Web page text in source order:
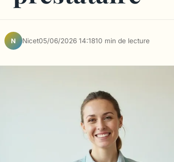
N Nicet05/06/2026 14:1810 min de lecture